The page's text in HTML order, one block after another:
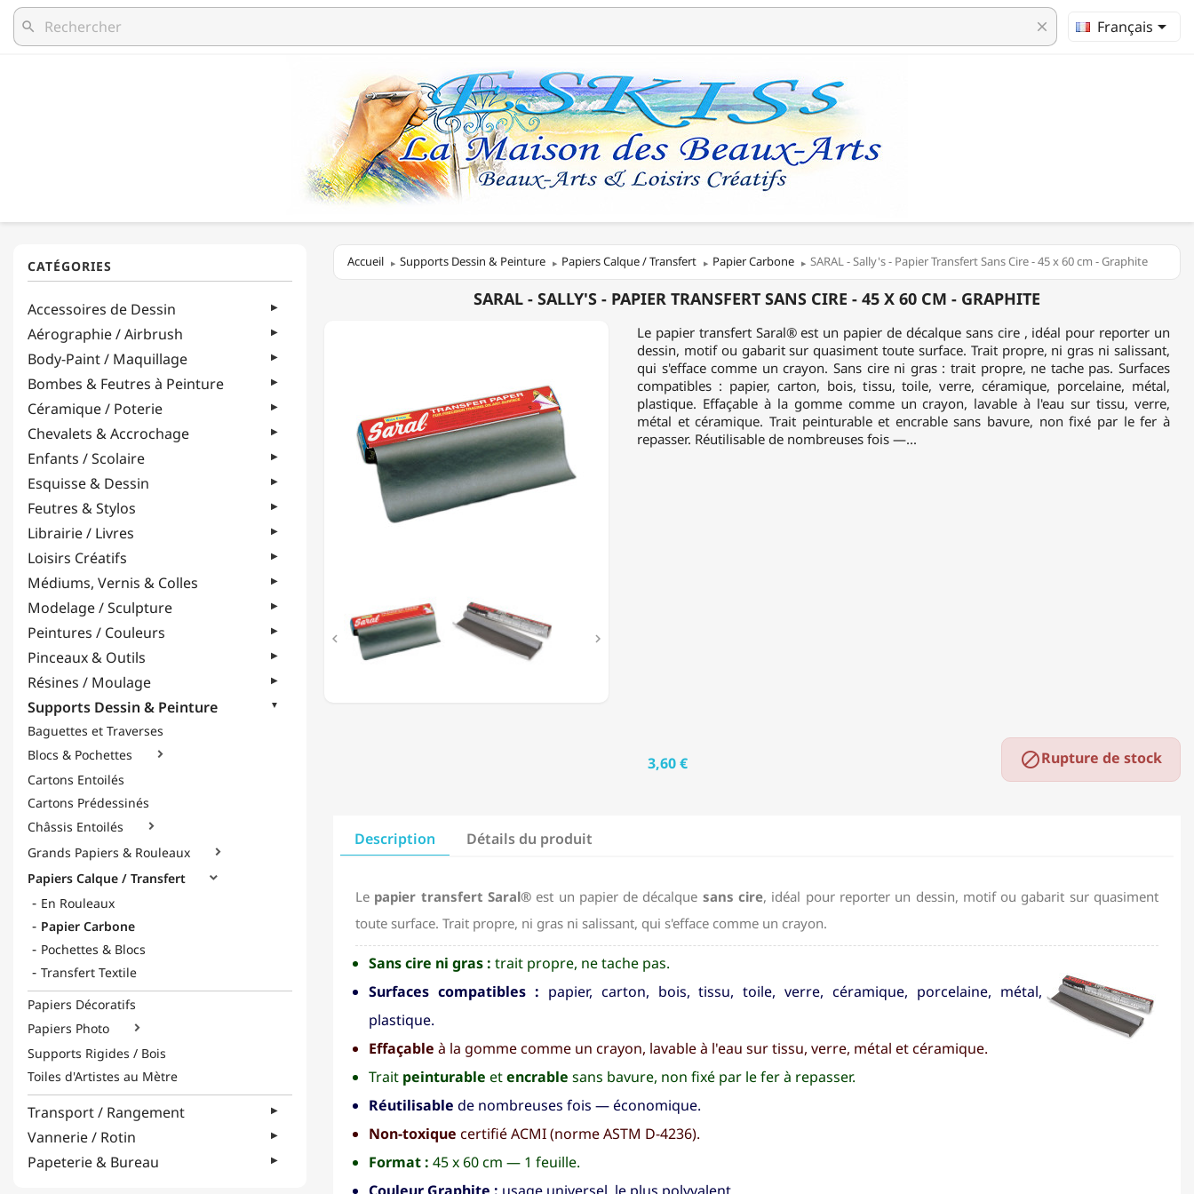
search clear Français
Accessoires de Dessin
Aérographie / Airbrush
Body-Paint / Maquillage
Bombes & Feutres à Peinture
Céramique / Poterie
Chevalets & Accrochage
Enfants / Scolaire
Esquisse & Dessin
Feutres & Stylos
Librairie / Livres
Loisirs Créatifs
Médiums, Vernis & Colles
Modelage / Sculpture
Peintures / Couleurs
Pinceaux & Outils
Résines / Moulage
Supports Dessin & Peinture
Baguettes et Traverses
Blocs & Pochettes

Cartons Entoilés
Cartons Prédessinés
Châssis Entoilés

Grands Papiers & Rouleaux 
Papiers Calque / Transfert 
En Rouleaux
Papier Carbone
Pochettes & Blocs
Transfert Textile
Papiers Décoratifs
Papiers Photo

Supports Rigides / Bois
Toiles d'Artistes au Mètre
Transport / Rangement
Vannerie / Rotin
Papeterie & Bureau
Accueil Supports Dessin & Peinture Papiers Calque / Transfert Papier Carbone SARAL - Sally's - Papier Transfert Sans Cire - 45 x 60 cm - Graphite
CIRE
SARAL - SALLY'S - PAPIER TRANSFERT SANS CIRE - 45 X 60 CM - GRAPHITE
 
Le papier transfert Saral® est un papier de décalque sans cire , idéal pour reporter un
dessin, motif ou gabarit sur quasiment toute surface. Trait propre, ni gras ni salissant,
qui s'efface comme un crayon. Sans cire ni gras : trait propre, ne tache pas. Surfaces
compatibles : papier, carton, bois, tissu, toile, verre, céramique, porcelaine, métal,
plastique. Effaçable à la gomme comme un crayon, lavable à l'eau sur tissu, verre,
métal et céramique. Trait peinturable et encrable sans bavure, non fixé par le fer à
repasser. Réutilisable de nombreuses fois —...
3,60 € Rupture de stock
Description Détails du produit
Le papier transfert Saral®est un papier de décalque sans cire, idéal pour reporter un dessin, motif ou gabarit sur quasiment
toute surface. Trait propre, ni gras ni salissant, qui s'efface comme un crayon.
Sans cire ni gras : trait propre, ne tache pas.
Surfaces compatibles : papier, carton, bois, tissu, toile, verre, céramique, porcelaine, métal,
plastique.
Effaçable à la gomme comme un crayon, lavable à l'eau sur tissu, verre, métal et céramique.
Trait peinturable etencrable sans bavure, non fixé par le fer à repasser.
Réutilisable de nombreuses fois — économique.
Non-toxique certifié ACMI (norme ASTM D-4236).
Format : 45 x 60 cm — 1 feuille.
Couleur Graphite : usage universel, le plus polyvalent.